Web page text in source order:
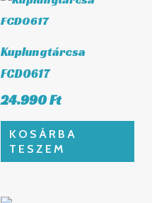
Kuplungtárcsa
FCD0617
24.990Ft
KOSÁRBA
TESZEM